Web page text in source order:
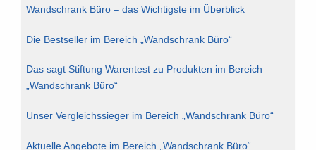
Wandschrank Büro – das Wichtigste im Überblick
Die Bestseller im Bereich „Wandschrank Büro“
Das sagt Stiftung Warentest zu Produkten im Bereich
„Wandschrank Büro“
Unser Vergleichssieger im Bereich „Wandschrank Büro“
Aktuelle Angebote im Bereich „Wandschrank Büro“